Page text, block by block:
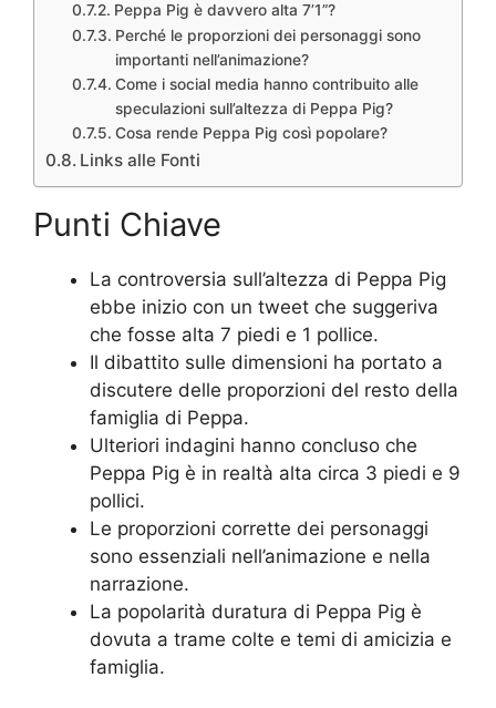
Peppa Pig è davvero alta 7’1”?
Perché le proporzioni dei personaggi sono
importanti nell’animazione?
Come i social media hanno contribuito alle
speculazioni sull’altezza di Peppa Pig?
Cosa rende Peppa Pig così popolare?
Links alle Fonti
Punti Chiave
La controversia sull’altezza di Peppa Pig
ebbe inizio con un tweet che suggeriva
che fosse alta 7 piedi e 1 pollice.
Il dibattito sulle dimensioni ha portato a
discutere delle proporzioni del resto della
famiglia di Peppa.
Ulteriori indagini hanno concluso che
Peppa Pig è in realtà alta circa 3 piedi e 9
pollici.
Le proporzioni corrette dei personaggi
sono essenziali nell’animazione e nella
narrazione.
La popolarità duratura di Peppa Pig è
dovuta a trame colte e temi di amicizia e
famiglia.